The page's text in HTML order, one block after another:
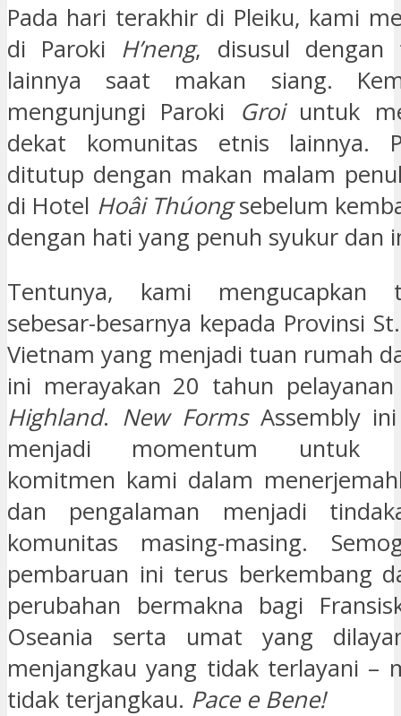
Pada hari terakhir di Pleiku, kami
di Paroki H’neng, disusul dengan
lainnya saat makan siang.
mengunjungi Paroki Groiuntuk
dekat komunitas etnis lainnya.
ditutup dengan makan malam
di Hotel Hoâi Thúongsebelum
dengan hati yang penuh syukur dan
Tentunya, kami mengucapkan
sebesar-besarnya kepada Provinsi
Vietnam yang menjadi tuan rumah
ini merayakan 20 tahun
Highland. New FormsAssembly ini
menjadi momentum untuk
komitmen kami dalam
dan pengalaman menjadi
komunitas masing-masing.
pembaruan ini terus berkembang
perubahan bermakna bagi
Oseania serta umat yang
menjangkau yang tidak terlayani –
tidak terjangkau. Pace e Bene!